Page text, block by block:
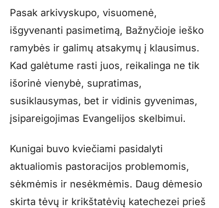
Pasak arkivyskupo, visuomenė,
išgyvenanti pasimetimą, Bažnyčioje ieško
ramybės ir galimų atsakymų į klausimus.
Kad galėtume rasti juos, reikalinga ne tik
išorinė vienybė, supratimas,
susiklausymas, bet ir vidinis gyvenimas,
įsipareigojimas Evangelijos skelbimui.
Kunigai buvo kviečiami pasidalyti
aktualiomis pastoracijos problemomis,
sėkmėmis ir nesėkmėmis. Daug dėmesio
skirta tėvų ir krikštatėvių katechezei prieš